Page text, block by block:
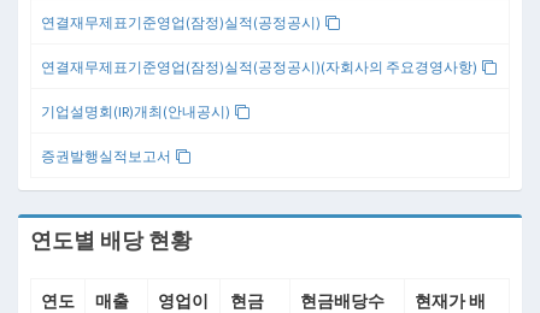
연결재무제표기준영업(잠정)실적(공정공시)
연결재무제표기준영업(잠정)실적(공정공시)(자회사의 주요경영사항)
기업설명회(IR)개최(안내공시)
증권발행실적보고서
연도별 배당 현황
연도
매출
영업이
현금
현금배당수
현재가 배